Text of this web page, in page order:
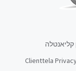
קליאנטלה
Clienttela